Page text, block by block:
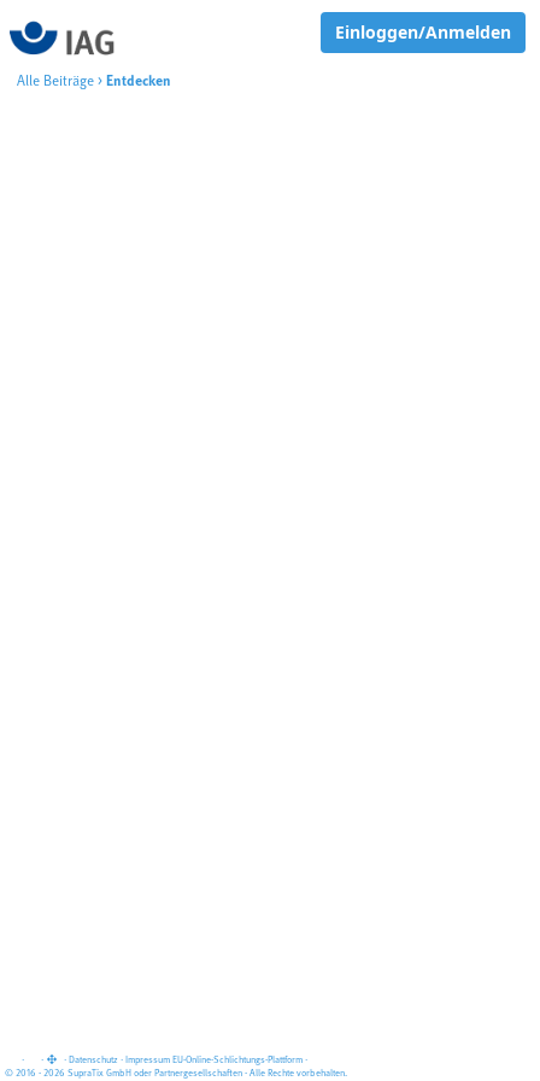
Einloggen/Anmelden
Alle Beiträge > Entdecken
· · · Datenschutz · Impressum EU-Online-Schlichtungs-Plattform ·
© 2016 - 2026 SupraTix GmbH oder Partnergesellschaften - Alle Rechte vorbehalten.